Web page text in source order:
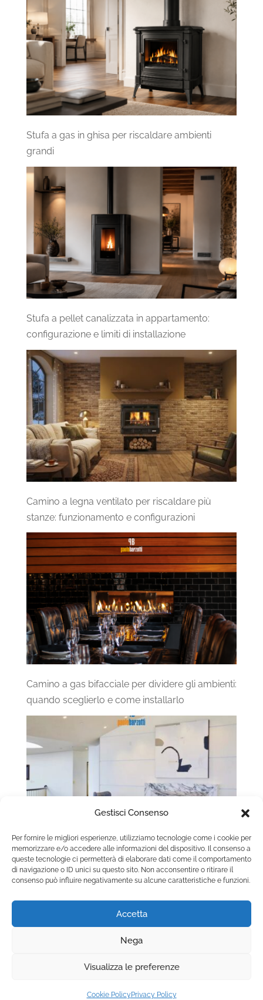
Gestisci Consenso
Per fornire le migliori esperienze, utilizziamo tecnologie come i cookie per
memorizzare e/o accedere alle informazioni del dispositivo. Il consenso a
queste tecnologie ci permetterà di elaborare dati come il comportamento
di navigazione o ID unici su questo sito. Non acconsentire o ritirare il
consenso può influire negativamente su alcune caratteristiche e funzioni.
Accetta
Nega
Visualizza le preferenze
Cookie Policy Privacy Policy
Stufa a gas in ghisa per riscaldare ambienti
grandi
Stufa a pellet canalizzata in appartamento:
configurazione e limiti di installazione
Camino a legna ventilato per riscaldare più
stanze: funzionamento e configurazioni
Camino a gas bifacciale per dividere gli ambienti:
quando sceglierlo e come installarlo
Camino a gas con vetro frontale apribile:
manutenzione e sicurezza nel tempo
Copyright © 2025 Camini.net | P.IVA
Cookie Policy|Termini e Condizioni